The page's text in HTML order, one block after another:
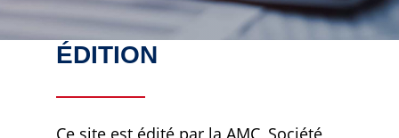
ÉDITION
Ce site est édité par la AMC, Société